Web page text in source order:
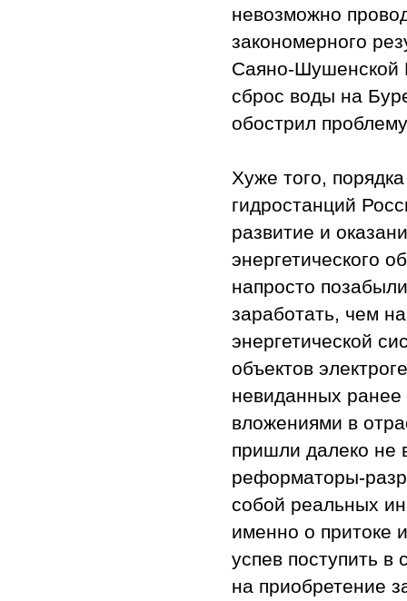
невозможно
закономерного
Саяно-Шушенской
сброс воды на
обострил
Хуже того,
гидростанций
развитие и
энергетического
напросто
заработать, чем
энергетической
объектов
невиданных ранее
вложениями в
пришли далеко не
реформаторы-
собой реальных
именно о притоке
успев поступить
на приобретение